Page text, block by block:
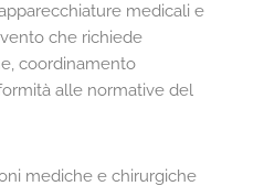
medicali e
che richiede
coordinamento
alle normative del
mediche e chirurgiche